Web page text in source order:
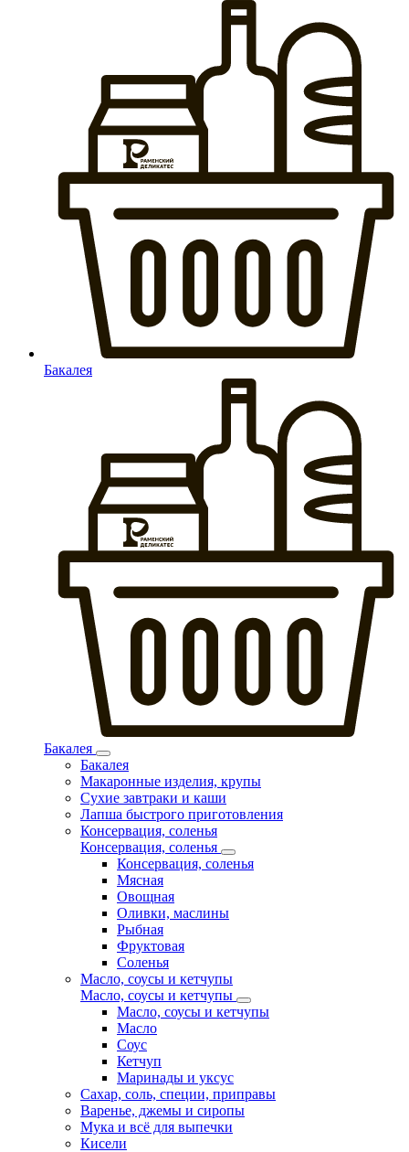
Бакалея
Бакалея
Бакалея
Макаронные изделия, крупы
Сухие завтраки и каши
Лапша быстрого приготовления
Консервация, соленья
Консервация, соленья
Консервация, соленья
Мясная
Овощная
Оливки, маслины
Рыбная
Фруктовая
Соленья
Масло, соусы и кетчупы
Масло, соусы и кетчупы
Масло, соусы и кетчупы
Масло
Соус
Кетчуп
Маринады и уксус
Сахар, соль, специи, приправы
Варенье, джемы и сиропы
Мука и всё для выпечки
Кисели